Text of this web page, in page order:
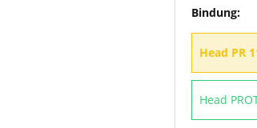
Bindung:
Head PR
Head